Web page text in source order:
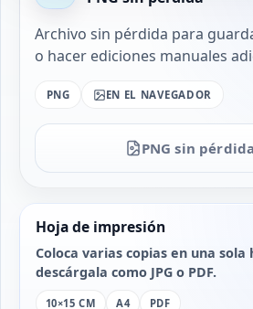
Archivo sin pérdida para
o hacer ediciones manuales
PNG EN EL NAVEGADOR
PNG sin pérdida
Hoja de impresión
Coloca varias copias en una sola
descárgala como JPG o PDF.
10×15 CM A4 PDF